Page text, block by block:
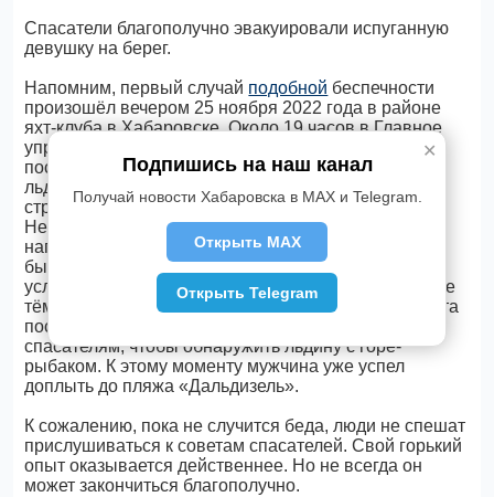
Спасатели благополучно эвакуировали испуганную
девушку на берег.
Напомним, первый случай подобной беспечности
произошёл вечером 25 ноября 2022 года в районе
яхт-клуба в Хабаровске. Около 19 часов в Главное
управление МЧС России по Хабаровскому краю
поступило сообщение, что от берега оторвалась
льдина, на которой находился рыбак. Её
стремительно сносило вниз по течению.
Незамедлительно на помощь мужчине была
направлена группа краевых спасателей. Поиски
были осложнены ухудшающимися погодными
условиями, метелью и сильным снегопадом, а также
тёмным временем суток. Чуть менее часа с момента
поступления информации потребовалось
спасателям, чтобы обнаружить льдину с горе-
рыбаком. К этому моменту мужчина уже успел
доплыть до пляжа «Дальдизель».
К сожалению, пока не случится беда, люди не спешат
прислушиваться к советам спасателей. Свой горький
опыт оказывается действеннее. Но не всегда он
может закончиться благополучно.
✕
Подпишись на наш канал
Получай новости Хабаровска в MAX и Telegram.
Открыть MAX
Открыть Telegram